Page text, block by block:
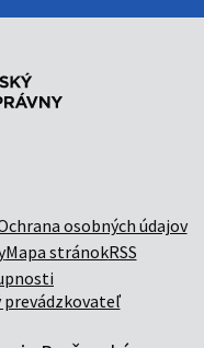
osobných údajov
Mapa stránokRSS
prevádzkovateľ